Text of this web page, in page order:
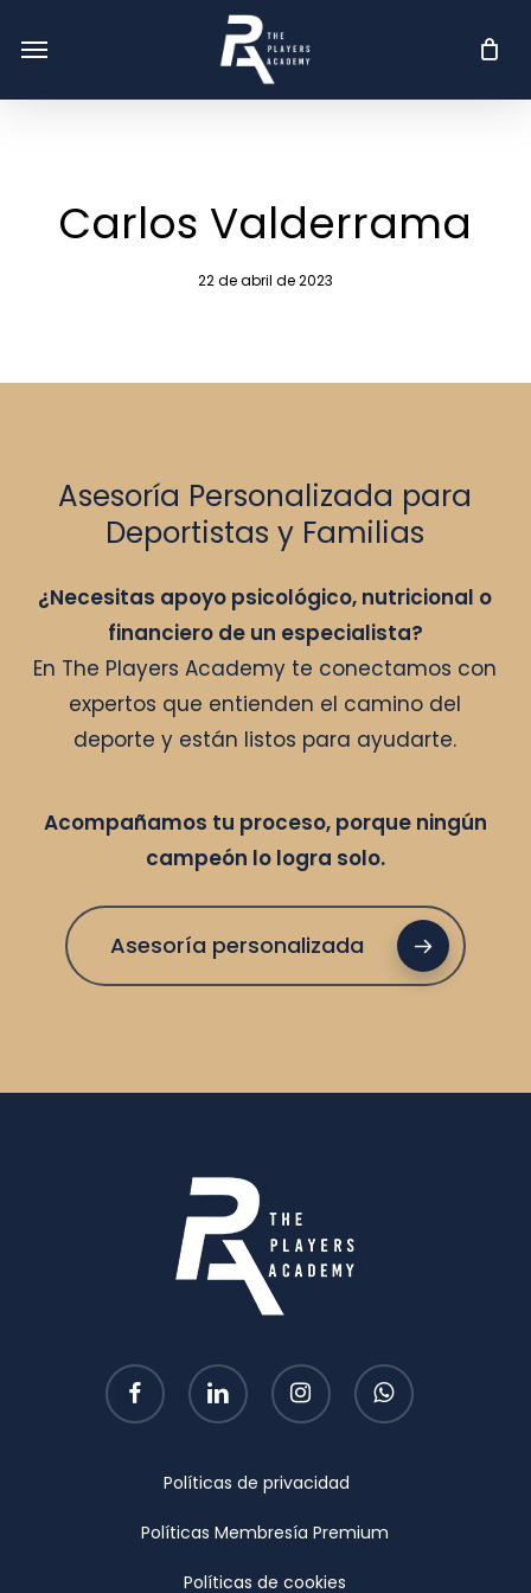
Menu
Carlos Valderrama
22 de abril de 2023
Asesoría Personalizada para
Deportistas y Familias
¿Necesitas apoyo psicológico, nutricional o
financiero de un especialista?
En The Players Academy te conectamos con
expertos que entienden el camino del
deporte y están listos para ayudarte.
Acompañamos tu proceso, porque ningún
campeón lo logra solo.
Asesoría personalizada
facebook linkedin instagram whatsapp
Políticas de privacidad
Políticas Membresía Premium
Políticas de cookies